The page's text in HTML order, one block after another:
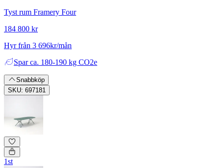
Tyst rum Framery Four
184 800 kr
Hyr från 3 696kr/mån
Spar ca. 180-190 kg CO2e
Snabbköp
SKU: 697181
1st